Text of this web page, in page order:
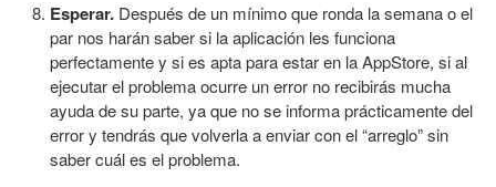
Esperar. Después de un mínimo que ronda la semana o el
par nos harán saber si la aplicación les funciona
perfectamente y si es apta para estar en la AppStore, si al
ejecutar el problema ocurre un error no recibirás mucha
ayuda de su parte, ya que no se informa prácticamente del
error y tendrás que volverla a enviar con el “arreglo” sin
saber cuál es el problema.